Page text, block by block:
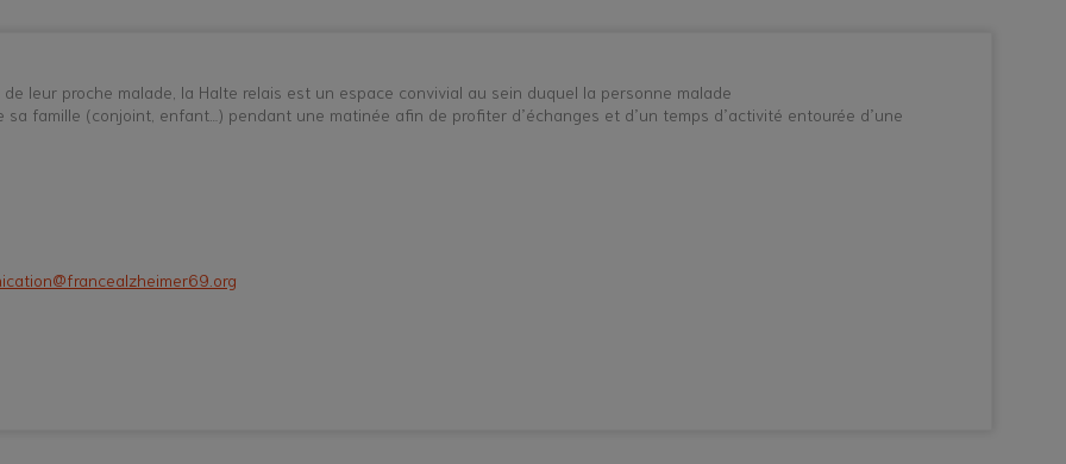
leur proche malade, la Halte relais est un espace convivial au sein duquel la personne malade
famille (conjoint, enfant…) pendant une matinée afin de profiter d’échanges et d’un temps d’activité entourée d’une